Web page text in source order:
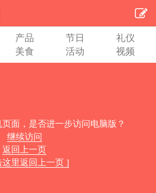
产品 节日
礼仪
美食 活动 视频
面，是否进一步访问电脑版？
继续访问
返回上一页
这里返回上一页 ]